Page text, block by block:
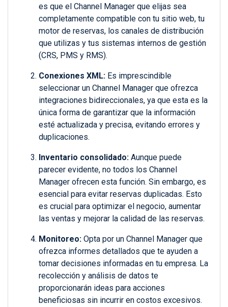
es que el Channel Manager que elijas sea
completamente compatible con tu sitio web, tu
motor de reservas, los canales de distribución
que utilizas y tus sistemas internos de gestión
(CRS, PMS y RMS).
Conexiones XML: Es imprescindible
seleccionar un Channel Manager que ofrezca
integraciones bidireccionales, ya que esta es la
única forma de garantizar que la información
esté actualizada y precisa, evitando errores y
duplicaciones.
Inventario consolidado: Aunque puede
parecer evidente, no todos los Channel
Manager ofrecen esta función. Sin embargo, es
esencial para evitar reservas duplicadas. Esto
es crucial para optimizar el negocio, aumentar
las ventas y mejorar la calidad de las reservas.
Monitoreo: Opta por un Channel Manager que
ofrezca informes detallados que te ayuden a
tomar decisiones informadas en tu empresa. La
recolección y análisis de datos te
proporcionarán ideas para acciones
beneficiosas sin incurrir en costos excesivos.